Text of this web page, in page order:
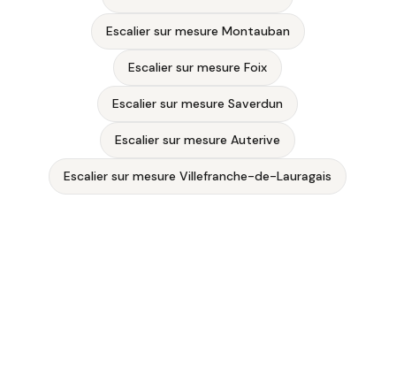
Escalier sur mesure Montauban
Escalier sur mesure Foix
Escalier sur mesure Saverdun
Escalier sur mesure Auterive
Escalier sur mesure Villefranche-de-Lauragais